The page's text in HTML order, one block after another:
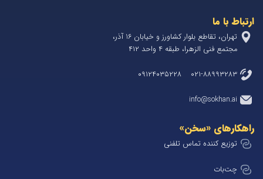
ارتباط با ما
تهران، تقاطع بلوار کشاورز و خیابان 1۶ آذر،
مجتمع فنی الزهرا، طبقه ۴ واحد ۴۱۲
۰۲۱-۸۸۹۹۳۲۸۳ ۰۹۱۲۴۰۳۵۲۲۸
info@sokhan.ai
راهکارهای «سخن»
توزیع کننده تماس تلفنی
چت‌بات